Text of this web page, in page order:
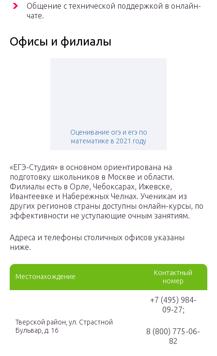
Общение с технической поддержкой в онлайн-
чате.
Офисы и филиалы
Оценивание огэ и егэ по
математике в 2021 году
«ЕГЭ-Студия» в основном ориентирована на
подготовку школьников в Москве и области.
Филиалы есть в Орле, Чебоксарах, Ижевске,
Ивантеевке и Набережных Челнах. Ученикам из
других регионов страны доступны онлайн-курсы, по
эффективности не уступающие очным занятиям.
Адреса и телефоны столичных офисов указаны
ниже.
Местонахождение
Контактный
номер
Тверской район, ул. Страстной
Бульвар, д. 16
+7 (495) 984-
09-27;
8 (800) 775-06-
82